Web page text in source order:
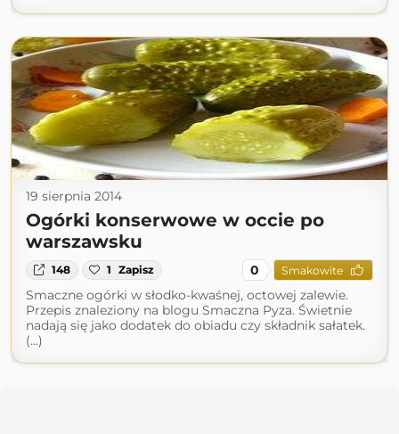
19 sierpnia 2014
Ogórki konserwowe w occie po
warszawsku
148 1 Zapisz 0 Smakowite
Smaczne ogórki w słodko-kwaśnej, octowej zalewie.
Przepis znaleziony na blogu Smaczna Pyza. Świetnie
nadają się jako dodatek do obiadu czy składnik sałatek.
(...)